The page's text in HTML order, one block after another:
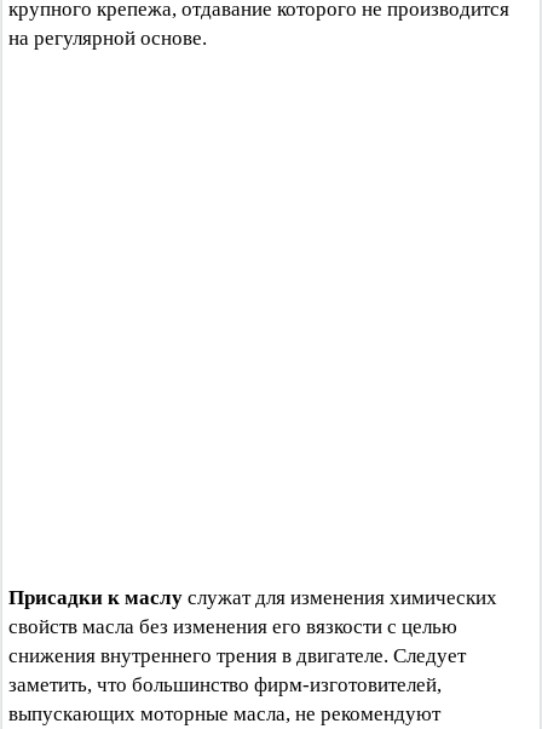
крупного крепежа, отдавание которого не производится
на регулярной основе.
Присадки к маслу служат для изменения химических
свойств масла без изменения его вязкости с целью
снижения внутреннего трения в двигателе. Следует
заметить, что большинство фирм-изготовителей,
выпускающих моторные масла, не рекомендуют